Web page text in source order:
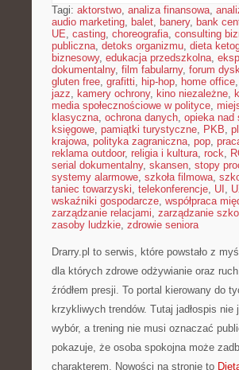
Tagi: aktorstwo, analiza finansowa,
audio marketing, balet, banery, bank
UE, casting, choreografia, consulting
publiczna, detoks organizmu, dieta
biznesowy, edukacja przedszkolna,
dokumentalny, film fabularny, forum
gluten free, grafitti, hip-hop, home office,
jazz, kamery ochrony, kino niezależne,
media społecznościowe w polityce,
klasyczna, ochrona danych, opieka nad
księgowe, pamiątki turystyczne, PKB,
krajowa, polityka zagraniczna, pop,
reklama outdoor, religia i kultura, rock,
serial dokumentalny, skansen, stopy
systemy alarmowe, szkoła filmowa,
taniec towarzyski, telekonferencje, UI ,
wskaźniki gospodarcze, współpraca
zarządzanie relacjami, zarządzanie
zasoby ludzkie, zdrowie seniora
Drarry.pl to serwis, które powstało z
dla których zdrowe odżywianie oraz
źródłem presji. To portal kierowany do
krzykliwych trendów. Tutaj jadłospis
wybór, a trening nie musi oznaczać
pokazuje, że osoba spokojna może
charakterem. Nowości na stronie to